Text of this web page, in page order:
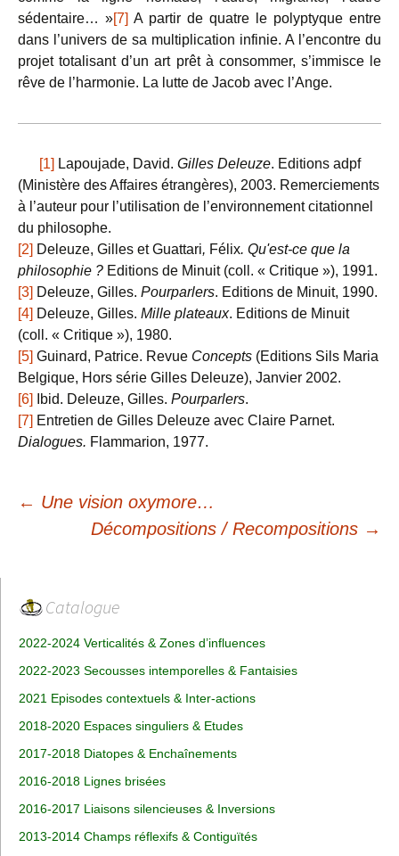
sédentaire… »[7] A partir de quatre le polyptyque entre
dans l’univers de sa multiplication infinie. A l’encontre du
projet totalisant d’un art prêt à consommer, s’immisce le
rêve de l’harmonie. La lutte de Jacob avec l’Ange.
[1] Lapoujade, David. Gilles Deleuze. Editions adpf
(Ministère des Affaires étrangères), 2003. Remerciements
à l’auteur pour l’utilisation de l’environnement citationnel
du philosophe.
[2] Deleuze, Gilles et Guattari, Félix. Qu'est-ce que la
philosophie ? Editions de Minuit (coll. « Critique »), 1991.
[3] Deleuze, Gilles. Pourparlers. Editions de Minuit, 1990.
[4] Deleuze, Gilles. Mille plateaux. Editions de Minuit
(coll. « Critique »), 1980.
[5] Guinard, Patrice. Revue Concepts (Editions Sils Maria
Belgique, Hors série Gilles Deleuze), Janvier 2002.
[6]
Ibid. Deleuze, Gilles. Pourparlers.
[7] Entretien de Gilles Deleuze avec Claire Parnet.
Dialogues. Flammarion, 1977.
Navigation
← Une vision oxymore…
Décompositions / Recompositions →
Catalogue
2022-2024 Verticalités & Zones d’influences
2022-2023 Secousses intemporelles & Fantaisies
2021 Episodes contextuels & Inter-actions
2018-2020 Espaces singuliers & Etudes
2017-2018 Diatopes & Enchaînements
2016-2018 Lignes brisées
2016-2017 Liaisons silencieuses & Inversions
2013-2014 Champs réflexifs & Contiguïtés